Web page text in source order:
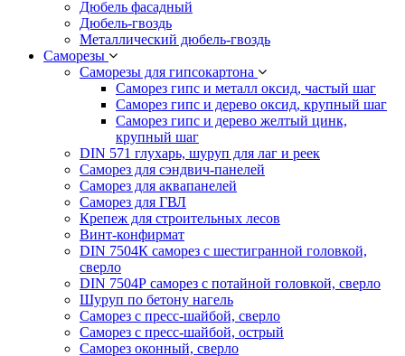
Дюбель фасадный
Дюбель-гвоздь
Металлический дюбель-гвоздь
Саморезы
Саморезы для гипсокартона
Саморез гипс и металл оксид, частый шаг
Саморез гипс и дерево оксид, крупный шаг
Саморез гипс и дерево желтый цинк,
крупный шаг
DIN 571 глухарь, шуруп для лаг и реек
Саморез для сэндвич-панелей
Саморез для аквапанелей
Саморез для ГВЛ
Крепеж для строительных лесов
Винт-конфирмат
DIN 7504К саморез с шестигранной головкой,
сверло
DIN 7504Р саморез с потайной головкой, сверло
Шуруп по бетону нагель
Саморез с пресс-шайбой, сверло
Саморез с пресс-шайбой, острый
Саморез оконный, сверло